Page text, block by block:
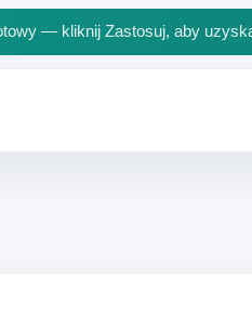
— kliknij Zastosuj, aby